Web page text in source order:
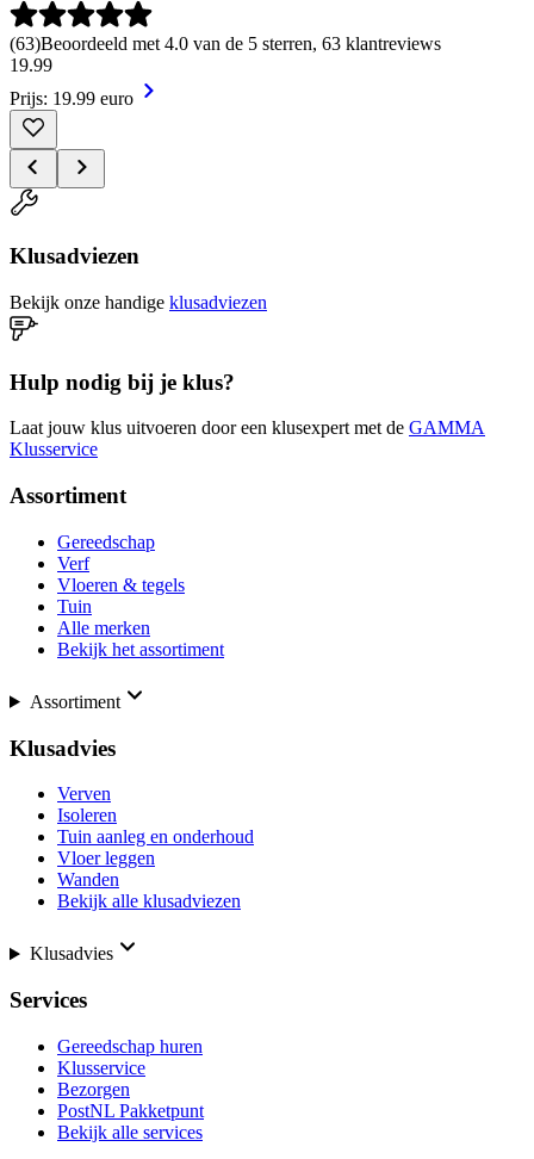
(63)Beoordeeld met 4.0 van de 5 sterren, 63 klantreviews
19.99
Prijs: 19.99 euro
Klusadviezen
Bekijk onze handige klusadviezen
Hulp nodig bij je klus?
Laat jouw klus uitvoeren door een klusexpert met de GAMMA
Klusservice
Assortiment
Gereedschap
Verf
Vloeren & tegels
Tuin
Alle merken
Bekijk het assortiment
Assortiment
Klusadvies
Verven
Isoleren
Tuin aanleg en onderhoud
Vloer leggen
Wanden
Bekijk alle klusadviezen
Klusadvies
Services
Gereedschap huren
Klusservice
Bezorgen
PostNL Pakketpunt
Bekijk alle services